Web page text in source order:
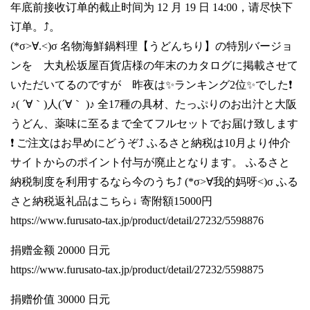
年底前接收订单的截止时间为 12 月 19 日 14:00，请尽快下
订单。⤴️。
(*σ>∀.<)σ 名物海鮮鍋料理【うどんちり】の特別バージョ
ンを 大丸松坂屋百貨店様の年末のカタログに掲載させて
いただいてるのですが 昨夜は✨ランキング2位✨でした❗️
♪( ´∀｀)人(´∀｀ )♪ 全17種の具材、たっぷりのお出汁と大阪
うどん、薬味に至るまで全てフルセットでお届け致します
❗️ ご注文はお早めにどうぞ⤴️ ふるさと納税は10月より仲介
サイトからのポイント付与が廃止となります。 ふるさと
納税制度を利用するなら今のうち⤴️ (*σ>∀我的妈呀<)σ ふる
さと納税返礼品はこちら↓ 寄附額15000円
https://www.furusato-tax.jp/product/detail/27232/5598876
捐赠金额 20000 日元
https://www.furusato-tax.jp/product/detail/27232/5598875
捐赠价值 30000 日元